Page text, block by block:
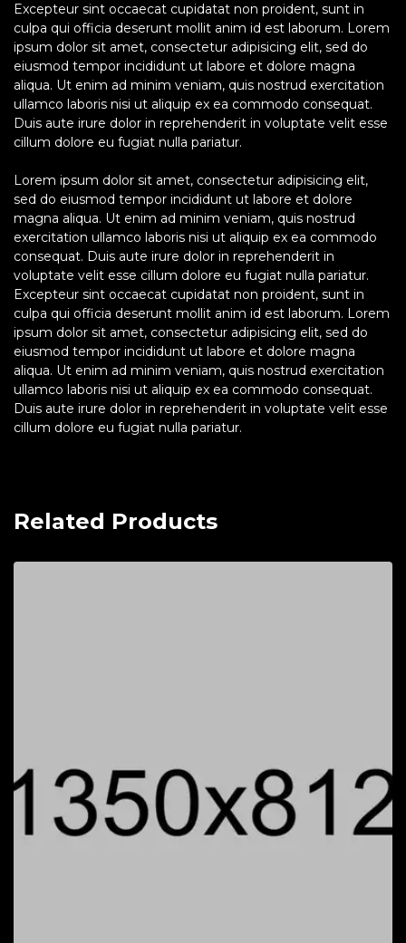
Excepteur sint occaecat cupidatat non proident, sunt in
culpa qui officia deserunt mollit anim id est laborum. Lorem
ipsum dolor sit amet, consectetur adipisicing elit, sed do
eiusmod tempor incididunt ut labore et dolore magna
aliqua. Ut enim ad minim veniam, quis nostrud exercitation
ullamco laboris nisi ut aliquip ex ea commodo consequat.
Duis aute irure dolor in reprehenderit in voluptate velit esse
cillum dolore eu fugiat nulla pariatur.
Lorem ipsum dolor sit amet, consectetur adipisicing elit,
sed do eiusmod tempor incididunt ut labore et dolore
magna aliqua. Ut enim ad minim veniam, quis nostrud
exercitation ullamco laboris nisi ut aliquip ex ea commodo
consequat. Duis aute irure dolor in reprehenderit in
voluptate velit esse cillum dolore eu fugiat nulla pariatur.
Excepteur sint occaecat cupidatat non proident, sunt in
culpa qui officia deserunt mollit anim id est laborum. Lorem
ipsum dolor sit amet, consectetur adipisicing elit, sed do
eiusmod tempor incididunt ut labore et dolore magna
aliqua. Ut enim ad minim veniam, quis nostrud exercitation
ullamco laboris nisi ut aliquip ex ea commodo consequat.
Duis aute irure dolor in reprehenderit in voluptate velit esse
cillum dolore eu fugiat nulla pariatur.
Related Products